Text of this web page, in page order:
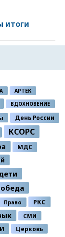
итоги
АРТЕК
ВДОХНОВЕНИЕ
День России
КСОРС
МДС
Право РКС
СМИ
Церковь